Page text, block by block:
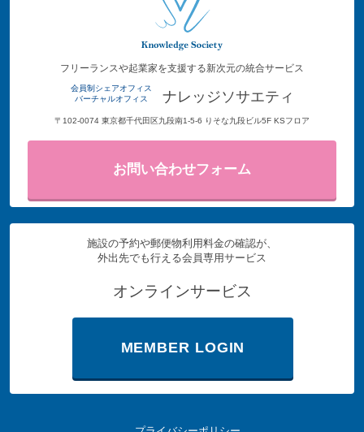
フリーランスや起業家を支援する新次元の統合サービス
会員制シェアオフィス
バーチャルオフィス
ナレッジソサエティ
〒102-0074 東京都千代田区九段南1-5-6 りそな九段ビル5F KSフロア
お問い合わせフォーム
施設の予約や郵便物利用料金の確認が、
外出先でも行える会員専用サービス
オンラインサービス
MEMBER LOGIN